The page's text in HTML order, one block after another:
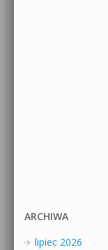
ARCHIWA
lipiec 2026